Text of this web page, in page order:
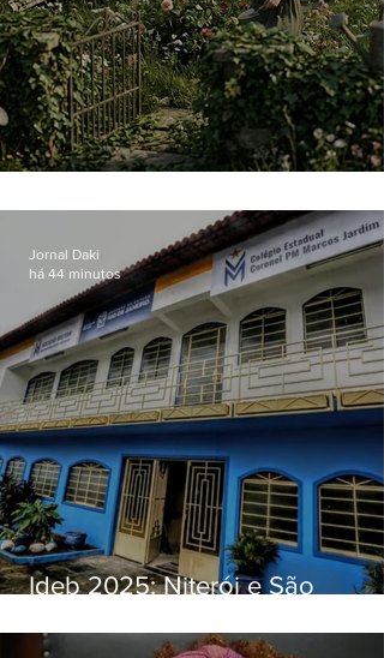
Ideb 2025: Niterói e São
distintos no ensino médio; veja
Jornal Daki
há 44 minutos